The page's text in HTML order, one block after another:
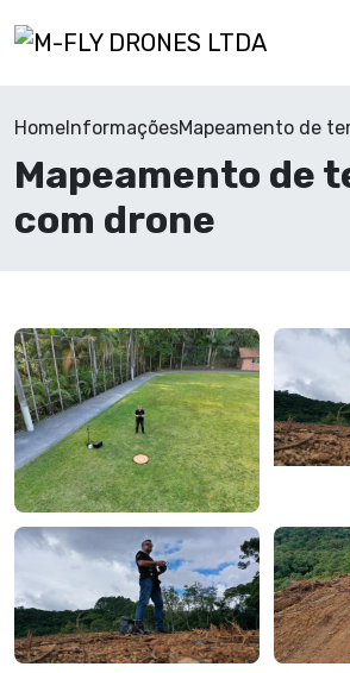
HomeInformaçõesMapeamento de
Mapeamento de
com drone